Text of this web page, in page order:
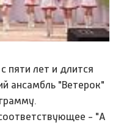
пяти лет и длится
ансамбль "Ветерок"
- "А